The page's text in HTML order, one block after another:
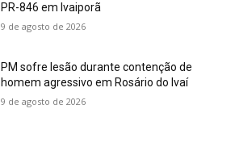
PR-846 em Ivaiporã
9 de agosto de 2026
PM sofre lesão durante contenção de
homem agressivo em Rosário do Ivaí
9 de agosto de 2026